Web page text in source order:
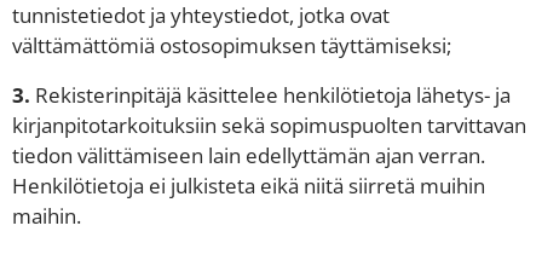
tunnistetiedot ja yhteystiedot, jotka ovat
välttämättömiä ostosopimuksen täyttämiseksi;
3. Rekisterinpitäjä käsittelee henkilötietoja lähetys- ja
kirjanpitotarkoituksiin sekä sopimuspuolten tarvittavan
tiedon välittämiseen lain edellyttämän ajan verran.
Henkilötietoja ei julkisteta eikä niitä siirretä muihin
maihin.